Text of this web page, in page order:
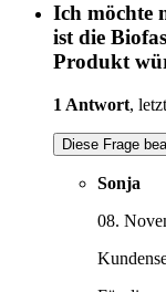
Ich möchte
ist die
Produkt
1 Antwort,
Diese Frage
Sonja
08.